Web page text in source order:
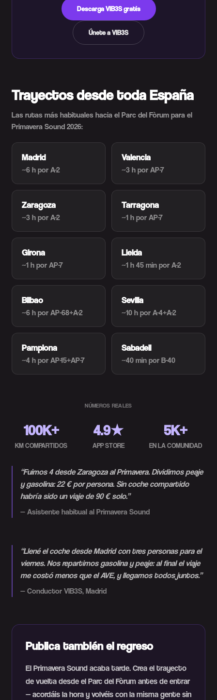
Descarga VIB3S gratis
Únete a VIB3S
Trayectos desde toda España
Las rutas más habituales hacia el Parc del Fòrum para el
Primavera Sound 2026:
Madrid
~6 h por A-2
Valencia
~3 h por AP-7
Zaragoza
~3 h por A-2
Tarragona
~1 h por AP-7
Girona
~1 h por AP-7
Lleida
~1 h 45 min por A-2
Bilbao
~6 h por AP-68+A-2
Sevilla
~10 h por A-4+A-2
Pamplona
~4 h por AP-15+AP-7
Sabadell
~40 min por B-40
NÚMEROS REALES
100K+
KM COMPARTIDOS
4.9★
APP STORE
5K+
EN LA COMUNIDAD
“Fuimos 4 desde Zaragoza al Primavera. Dividimos peaje
y gasolina: 22 € por persona. Sin coche compartido
habría sido un viaje de 90 € solo.”
— Asistente habitual al Primavera Sound
“Llené el coche desde Madrid con tres personas para el
viernes. Nos repartimos gasolina y peaje: al final el viaje
me costó menos que el AVE, y llegamos todos juntos.”
— Conductor VIB3S, Madrid
Publica también el regreso
El Primavera Sound acaba tarde. Crea el trayecto
de vuelta desde el Parc del Fòrum antes de entrar
— acordáis la hora y volvéis con la misma gente sin